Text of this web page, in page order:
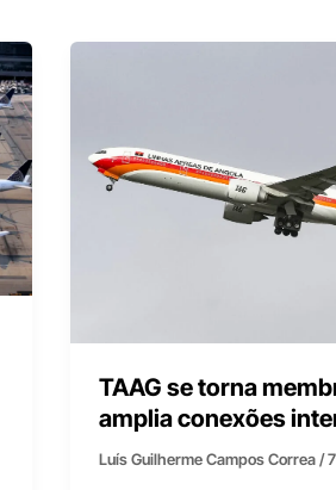
TAAG se torna
amplia conexões
Luís Guilherme Campos Correa/